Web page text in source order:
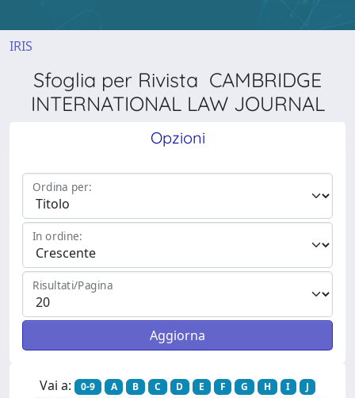
IRIS
Sfoglia per Rivista CAMBRIDGE
INTERNATIONAL LAW JOURNAL
Opzioni
Ordina per:
In ordine:
Risultati/Pagina
Vai a: 0-9 A B C D E F G H I
J